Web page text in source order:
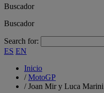
Buscador
Buscador
Search for:
ES EN
Inicio
/MotoGP
/Joan Mir y Luca